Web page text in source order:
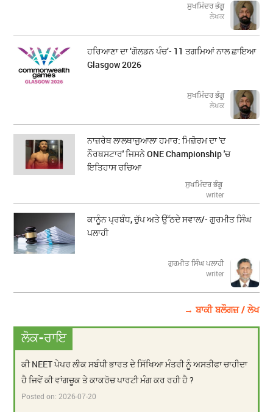
ਸੁਖਮਿੰਦਰ ਭੰਗੂ
ਲੇਖਕ
ਹਰਿਆਣਾ ਦਾ ‘ਗੋਲਡਨ ਪੰਚ’- 11 ਤਗਮਿਆਂ ਨਾਲ ਛਾਇਆ
Glasgow 2026
ਸੁਖਮਿੰਦਰ ਭੰਗੂ
ਲੇਖਕ
ਨਾਜ਼ਰੇਥ ਲਾਲਥਾਜੁਆਲਾ ਹਮਾਰ: ਮਿਜ਼ੋਰਮ ਦਾ 'ਦ
ਨੌਰਥਸਟਾਰ' ਜਿਸਨੇ ONE Championship 'ਚ
ਇਤਿਹਾਸ ਰਚਿਆ
ਸੁਖਮਿੰਦਰ ਭੰਗੂ
writer
ਕਾਨੂੰਨ ਪ੍ਰਬੰਧ, ਚੁੱਪ ਅਤੇ ਉੱਠਦੇ ਸਵਾਲ/- ਗੁਰਮੀਤ ਸਿੰਘ
ਪਲਾਹੀ
ਗੁਰਮੀਤ ਸਿੰਘ ਪਲਾਹੀ
writer
→ ਬਾਕੀ ਬਲੌਗਜ਼ / ਲੇਖ
ਲੋਕ-ਰਾਇ
ਕੀ NEET ਪੇਪਰ ਲੀਕ ਸਬੰਧੀ ਭਾਰਤ ਦੇ ਸਿੱਖਿਆ ਮੰਤਰੀ ਨੂੰ ਅਸਤੀਫਾ ਚਾਹੀਦਾ
ਹੈ ਜਿਵੇਂ ਕੀ ਵਾਂਗਚੂਕ ਤੇ ਕਾਕਰੋਚ ਪਾਰਟੀ ਮੰਗ ਕਰ ਰਹੀ ਹੈ ?
Posted on:2026-07-20